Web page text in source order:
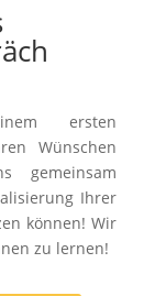
ersten
Wünschen
gemeinsam
Ihrer
können! Wir
zu lernen!